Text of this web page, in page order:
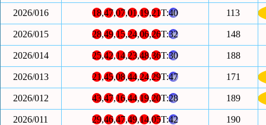
2026/016 18,47,07,01,19,21T:40 113
2026/015 28,49,15,24,06,26T:32 148
2026/014 25,42,14,23,48,36T:30 188
2026/013 21,45,08,44,24,29T:47 171
2026/012 43,47,16,44,19,20T:28 189
2026/011 29,46,47,49,14,05T:42 190